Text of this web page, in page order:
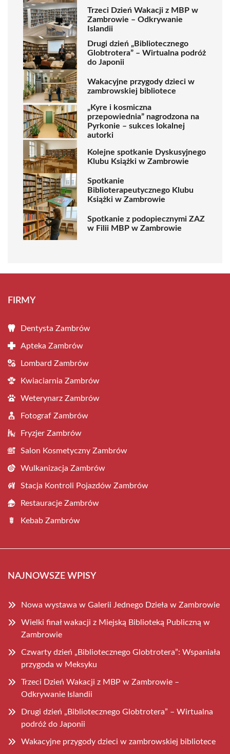
Trzeci Dzień Wakacji z MBP w
Zambrowie – Odkrywanie
Islandii
Drugi dzień „Bibliotecznego
Globtrotera” – Wirtualna podróż
do Japonii
Wakacyjne przygody dzieci w
zambrowskiej bibliotece
„Kyre i kosmiczna
przepowiednia” nagrodzona na
Pyrkonie – sukces lokalnej
autorki
Kolejne spotkanie Dyskusyjnego
Klubu Książki w Zambrowie
Spotkanie
Biblioterapeutycznego Klubu
Książki w Zambrowie
Spotkanie z podopiecznymi ZAZ
w Filii MBP w Zambrowie
FIRMY
Dentysta Zambrów
Apteka Zambrów
Lombard Zambrów
Kwiaciarnia Zambrów
Weterynarz Zambrów
Fotograf Zambrów
Fryzjer Zambrów
Salon Kosmetyczny Zambrów
Wulkanizacja Zambrów
Stacja Kontroli Pojazdów Zambrów
Restauracje Zambrów
Kebab Zambrów
NAJNOWSZE WPISY
Nowa wystawa w Galerii Jednego Dzieła w Zambrowie
Wielki finał wakacji z Miejską Biblioteką Publiczną w
Zambrowie
Czwarty dzień „Bibliotecznego Globtrotera”: Wspaniała
przygoda w Meksyku
Trzeci Dzień Wakacji z MBP w Zambrowie –
Odkrywanie Islandii
Drugi dzień „Bibliotecznego Globtrotera” – Wirtualna
podróż do Japonii
Wakacyjne przygody dzieci w zambrowskiej bibliotece